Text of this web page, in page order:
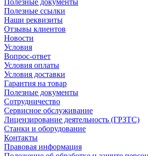
Полезные документы
Полезные ссылки
Наши реквизиты
Отзывы клиентов
Новости
Условия
Вопрос-ответ
Условия оплаты
Условия доставки
Гарантия на товар
Полезные документы
Сотрудничество
Сервисное обслуживание
Лицензирование деятельность (ГРЗТС)
Станки и оборудование
Контакты
Правовая информация